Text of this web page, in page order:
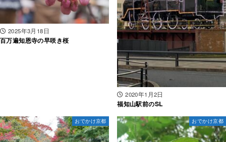
2025年3月18日
百万遍知恩寺の早咲き桜
2020年1月2日
福知山駅前のSL
おでかけ京都 おでかけ京都